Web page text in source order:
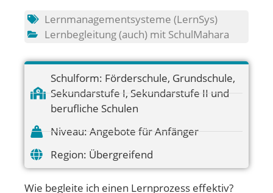
Lernmanagementsysteme (LernSys)
Lernbegleitung (auch) mit SchulMahara
Schulform: Förderschule, Grundschule,
Sekundarstufe I, Sekundarstufe II und
berufliche Schulen
Niveau: Angebote für Anfänger
Region: Übergreifend
Wie begleite ich einen Lernprozess effektiv?